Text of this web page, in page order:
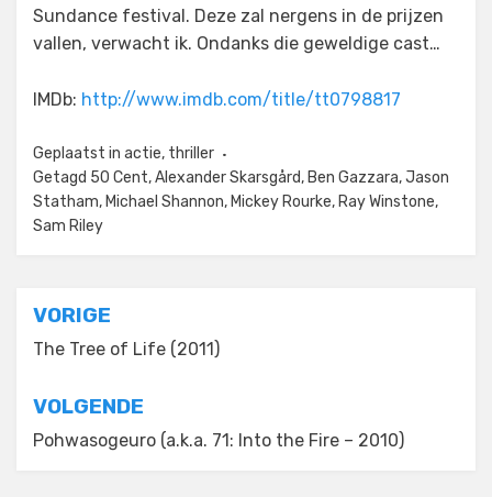
Sundance festival. Deze zal nergens in de prijzen
vallen, verwacht ik. Ondanks die geweldige cast…
IMDb: http://www.imdb.com/title/tt0798817
Geplaatst in actie, thriller
Getagd 50 Cent,Alexander Skarsgård, Ben Gazzara,Jason
Statham, Michael Shannon, Mickey Rourke, Ray Winstone,
Sam Riley
Bericht
navigatie
VORIGE
The Tree of Life (2011)
VOLGENDE
Pohwasogeuro (a.k.a. 71: Into the Fire – 2010)